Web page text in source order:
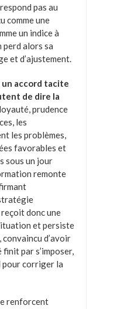
pas au
comme une
un indice à
perd alors sa
et d’ajustement.
un accord tacite
de dire la
prudence
les
les problèmes,
favorables et
sous un jour
remonte
donc une
et persiste
d’avoir
par s’imposer,
corriger la
renforcent